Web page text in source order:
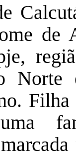
de
Norte